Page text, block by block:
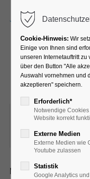
und Petra
10.03.2026, 19:00
UNTERGESCHOSS
Malen, Stempeltechnik
Cookie-Hinweis: Wir
Einige von Ihnen sind
unseren Internetauftritt
über den Button "Alle
Auswahl vornehmen und
akzeptieren" speichern.
Erforderlich*
Notwendige
Website korrekt
Externe Medien
Externe Medien wie
Youtube zulassen
Statistik
Google Analytics